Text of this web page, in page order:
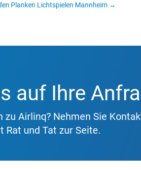
Planken Lichtspielen Mannheim→
auf Ihre
zu Airlinq? Nehmen Sie
Rat und Tat zur Seite.